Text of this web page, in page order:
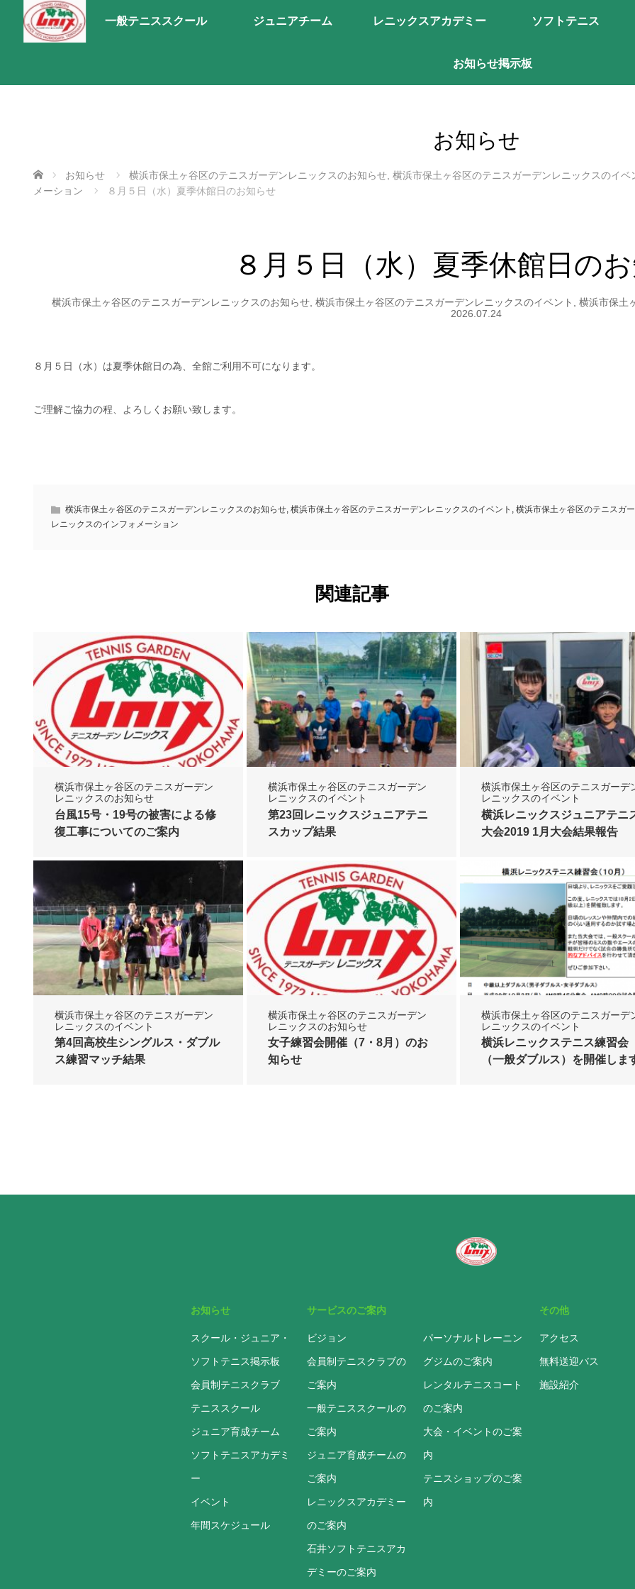
一般テニススクール ジュニアチーム レニックスアカデミー ソフトテニス
お知らせ掲示板
お知らせ
ホーム お知らせ 横浜市保土ヶ谷区のテニスガーデンレニックスのお知らせ 横浜市保土ヶ谷区のテニスガーデンレニックスのイベ
メーション
８月５日（水）夏季休館日のお知らせ
８月５日（水）夏季休館日の
横浜市保土ヶ谷区のテニスガーデンレニックスのお知らせ, 横浜市保土ヶ谷区のテニスガーデンレニックスのイベント
横浜市保土
2026.07.24
８月５日（水）は夏季休館日の為、全館ご利用不可になります。
ご理解ご協力の程、よろしくお願い致します。
横浜市保土ヶ谷区のテニスガーデンレニックスのお知らせ, 横浜市保土ヶ谷区のテニスガーデンレニックスのイベント , 横浜市保土ヶ谷区のテニスガ
レニックスのインフォメーション
関連記事
横浜市保土ヶ谷区のテニスガーデン
レニックスのお知らせ
台風15号・19号の被害による修
復工事についてのご案内
横浜市保土ヶ谷区のテニスガーデン
レニックスのイベント
第23回レニックスジュニアテニ
スカップ結果
横浜市保土ヶ谷区のテニスガーデ
レニックスのイベント
横浜レニックスジュニアテニ
大会2019 1月大会結果報告
横浜市保土ヶ谷区のテニスガーデン
レニックスのイベント
第4回高校生シングルス・ダブル
ス練習マッチ結果
横浜市保土ヶ谷区のテニスガーデン
レニックスのお知らせ
女子練習会開催（7・8月）のお
知らせ
横浜市保土ヶ谷区のテニスガーデ
レニックスのイベント
横浜レニックステニス練習会
（一般ダブルス）を開催しま
お知らせ
スクール・ジュニア・
ソフトテニス掲示板
会員制テニスクラブ
テニススクール
ジュニア育成チーム
ソフトテニスアカデミ
ー
イベント
年間スケジュール
サービスのご案内
ビジョン
会員制テニスクラブの
ご案内
一般テニススクールの
ご案内
ジュニア育成チームの
ご案内
レニックスアカデミー
のご案内
石井ソフトテニスアカ
デミーのご案内
パーソナルトレーニン
グジムのご案内
レンタルテニスコート
のご案内
大会・イベントのご案
内
テニスショップのご案
内
その他
アクセス
無料送迎バス
施設紹介